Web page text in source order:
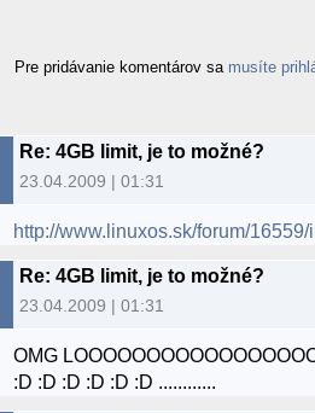
Pre pridávanie komentárov sa musíte
Re: 4GB limit, je to možné?
23.04.2009 | 01:31
http://www.linuxos.sk/forum/16559/
Re: 4GB limit, je to možné?
23.04.2009 | 01:31
OMG
:D :D :D :D :D :D ............